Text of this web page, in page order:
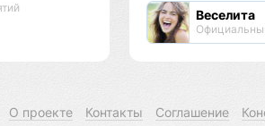
Веселита
О проекте Контакты Соглашение